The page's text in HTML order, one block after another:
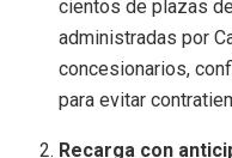
cientos de plazas
administradas por
concesionarios,
para evitar
Recarga con